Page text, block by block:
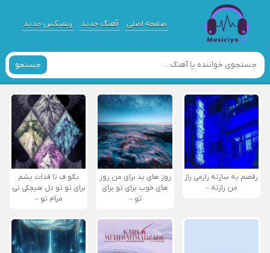
صفحه اصلی آهنگ جدید ریمیکس جدید
جستجو
رقصم به سازته رازمی راز
من رازته –
روز های بد برای من روز
های خوب برای تو برای
تو –
بگو ف تا فدات بشم
برای تو تو دل هیچکی نی
مرام تو –